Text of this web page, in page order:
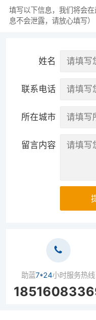
填写以下信息，我们将会
息不会泄露，请放心填写）
姓名
联系电话
所在城市
留言内容
助蓝7*24小时服务热线